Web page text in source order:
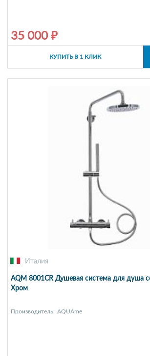
35 000 ₽
КУПИТЬ В 1 КЛИК
Италия
AQM 8001CR Душевая система для душа
Хром
Производитель: AQUAme